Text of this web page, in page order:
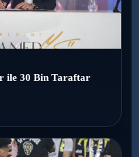
ile 30 Bin Taraftar